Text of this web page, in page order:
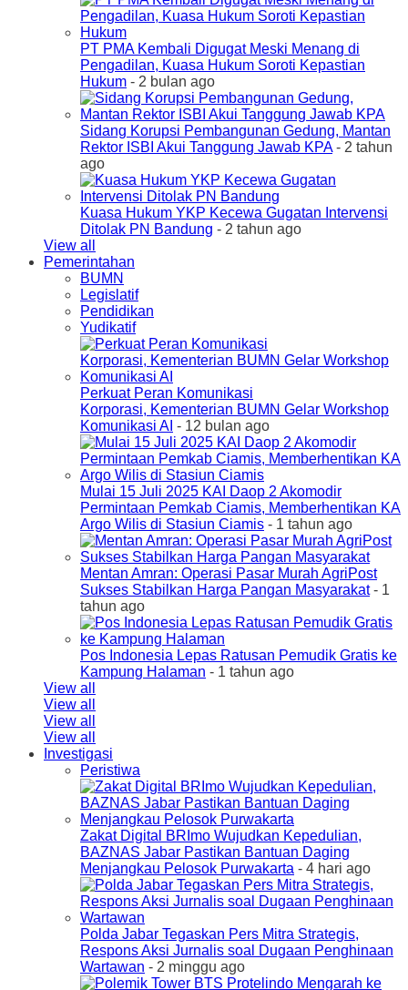
PT PMA Kembali Digugat Meski Menang di
Pengadilan, Kuasa Hukum Soroti Kepastian
Hukum - 2 bulan ago
Sidang Korupsi Pembangunan Gedung, Mantan
Rektor ISBI Akui Tanggung Jawab KPA- 2 tahun
ago
Kuasa Hukum YKP Kecewa Gugatan Intervensi
Ditolak PN Bandung - 2 tahun ago
View all
Pemerintahan
BUMN
Legislatif
Pendidikan
Yudikatif
Perkuat Peran Komunikasi
Korporasi, Kementerian BUMN Gelar Workshop
Komunikasi AI - 12 bulan ago
Mulai 15 Juli 2025 KAI Daop 2 Akomodir
Permintaan Pemkab Ciamis, Memberhentikan KA
Argo Wilis di Stasiun Ciamis - 1 tahun ago
Mentan Amran: Operasi Pasar Murah AgriPost
Sukses Stabilkan Harga Pangan Masyarakat- 1
tahun ago
Pos Indonesia Lepas Ratusan Pemudik Gratis ke
Kampung Halaman - 1 tahun ago
View all
View all
View all
View all
Investigasi
Peristiwa
Zakat Digital BRImo Wujudkan Kepedulian,
BAZNAS Jabar Pastikan Bantuan Daging
Menjangkau Pelosok Purwakarta - 4 hari ago
Polda Jabar Tegaskan Pers Mitra Strategis,
Respons Aksi Jurnalis soal Dugaan Penghinaan
Wartawan - 2 minggu ago